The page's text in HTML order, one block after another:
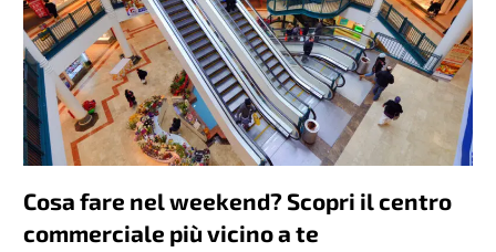
Cosa fare nel weekend? Scopri il centro
commerciale più vicino a te